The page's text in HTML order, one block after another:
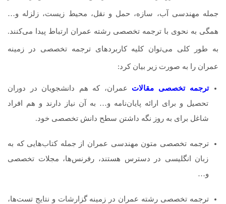
جمله مهندسی آب، سازه، حمل و نقل، محیط زیست، زلزله و…
همگی به نحوی با ترجمه تخصصی رشته عمران ارتباط پیدا می‌کنند.
به طور کلی می‌توان کلیه کاربردهای ترجمه تخصصی در زمینه
عمران را به صورت زیر بیان کرد:
ترجمه تخصصی مقالات عمران، که هم دانشجویان در دوران
تحصیل و برای ارائه پایان‌نامه و… به آن نیاز دارند و هم افراد
شاغل برای به روز نگه داشتن سطح دانش تخصصی خود.
ترجمه تخصصی متون مهندسی عمران از جمله کتاب‌هایی که به
زبان انگلیسی در دسترس هستند، رفرنس‌ها، مجلات تخصصی
و…
ترجمه تخصصی رشته عمران در زمینه گزارشات و نتایج تست‌ها،